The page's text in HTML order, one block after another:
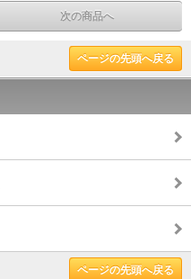
次の商品へ
ページの先頭へ戻る
ページの先頭へ戻る